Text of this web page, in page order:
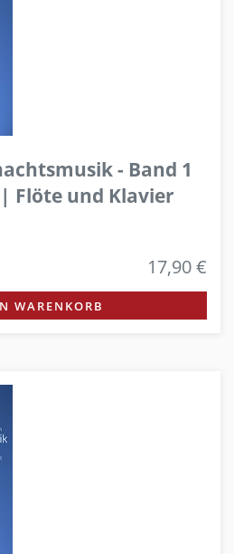
- Band 1
Flöte und Klavier
17,90 €
WARENKORB